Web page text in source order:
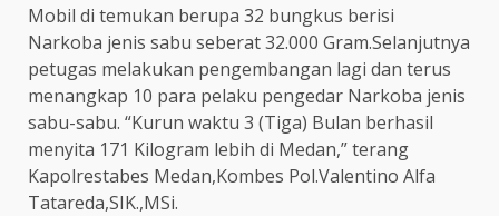
Mobil di temukan berupa 32 bungkus berisi
Narkoba jenis sabu seberat 32.000 Gram.Selanjutnya
petugas melakukan pengembangan lagi dan terus
menangkap 10 para pelaku pengedar Narkoba jenis
sabu-sabu. “Kurun waktu 3 (Tiga) Bulan berhasil
menyita 171 Kilogram lebih di Medan,” terang
Kapolrestabes Medan,Kombes Pol.Valentino Alfa
Tatareda,SIK.,MSi.